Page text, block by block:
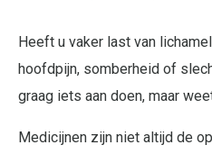
Heeft u vaker last van
hoofdpijn, somberheid of
graag iets aan doen, maar
Medicijnen zijn niet altijd de